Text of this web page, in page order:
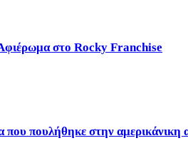
στο Rocky Franchise
που πουλήθηκε στην αμερικάνικη